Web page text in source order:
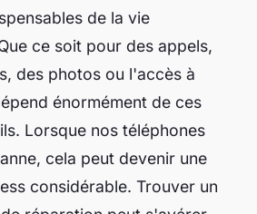
de la vie
ce soit pour des appels,
des photos ou l'accès à
énormément de ces
Lorsque nos téléphones
cela peut devenir une
considérable. Trouver un